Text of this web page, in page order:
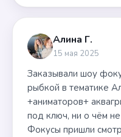
Алина Г.
15 мая 2025
Заказывали шоу
рыбкой в тематике
+аниматоров+
под ключ, ни о чём
Фокусы пришли